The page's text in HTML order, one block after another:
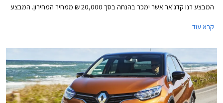
המבצע רנו קדג'אר אשר ימכר בהנחה בסך 20,000 ₪ ממחיר המחירון. המבצע
קרא עוד